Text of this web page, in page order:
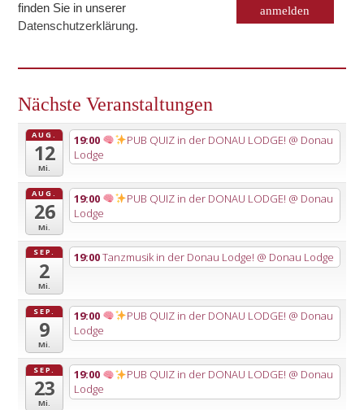
finden Sie in unserer
Datenschutzerklärung.
Nächste Veranstaltungen
AUG.
12
Mi.
19:00 PUB QUIZ in der DONAU LODGE! @ Donau
Lodge
AUG.
26
Mi.
19:00 PUB QUIZ in der DONAU LODGE! @ Donau
Lodge
SEP.
2
Mi.
19:00Tanzmusik in der Donau Lodge! @ Donau Lodge
SEP.
9
Mi.
19:00 PUB QUIZ in der DONAU LODGE! @ Donau
Lodge
SEP.
23
Mi.
19:00 PUB QUIZ in der DONAU LODGE! @ Donau
Lodge